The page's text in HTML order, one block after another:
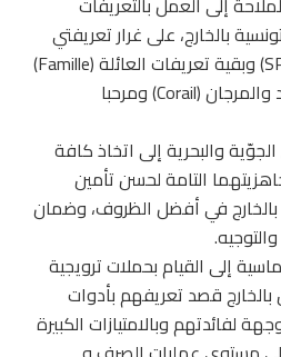
بالخارج، على غرار تعريفتي
الحجز المبكّر (Amitié وSPOT) وبقية تعريفات العائلة (Famille)
المتكونة من 3 إلى 7 أفراد والمرجان (Corail) ومرحبا
والبحرية إلى اتخاذ كافة
التامة لحسن تأمين
بالخارج في أفضل الظروف، وضمان
إلى القيام بحملات ترويجية
بالخارج قصد تعريفهم بأدوات
لفائدتهم وبالامتيازات الكبيرة